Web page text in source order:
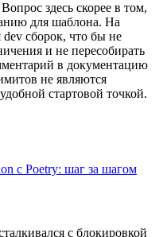
здесь скорее в том,
для шаблона. На
сборок, что бы не
и не пересобирать
в документацию
не являются
стартовой точкой.
с Poetry: шаг за шагом
с блокировкой